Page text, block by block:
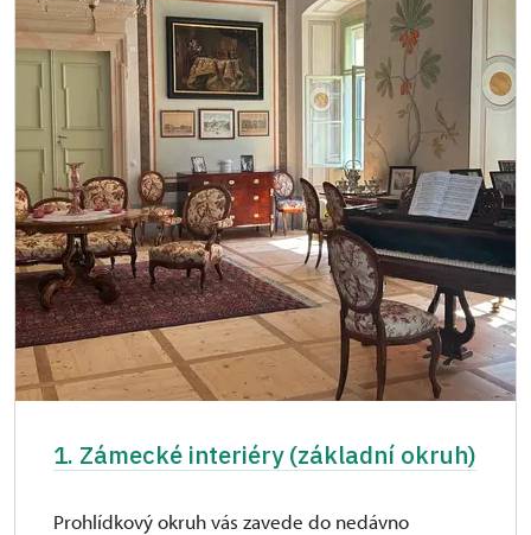
1. Zámecké interiéry (základní okruh)
Prohlídkový okruh vás zavede do nedávno